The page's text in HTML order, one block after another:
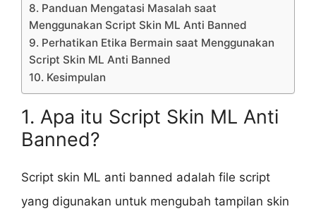
8. Panduan Mengatasi Masalah saat
Menggunakan Script Skin ML Anti Banned
9. Perhatikan Etika Bermain saat Menggunakan
Script Skin ML Anti Banned
10. Kesimpulan
1. Apa itu Script Skin ML Anti
Banned?
Script skin ML anti banned adalah file script
yang digunakan untuk mengubah tampilan skin